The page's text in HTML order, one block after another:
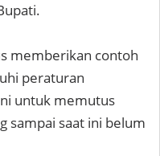
memberikan contoh
peraturan
untuk memutus
sampai saat ini belum